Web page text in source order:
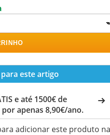
este artigo
e até 1500€ de
apenas 8,90€/ano.
adicionar este produto na